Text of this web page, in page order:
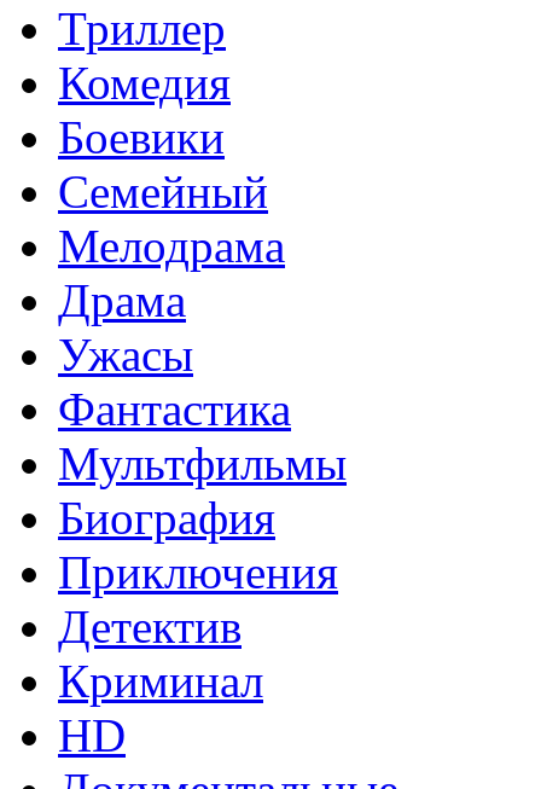
Триллер
Комедия
Боевики
Семейный
Мелодрама
Драма
Ужасы
Фантастика
Мультфильмы
Биография
Приключения
Детектив
Криминал
HD